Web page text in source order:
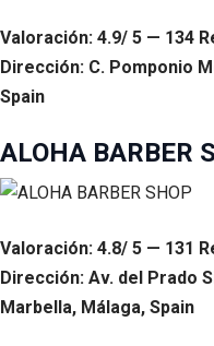
Valoración: 4.9/ 5 — 134
Dirección: C. Pomponio
Spain
ALOHA BARBER
Valoración: 4.8/ 5 — 131
Dirección: Av. del Prado
Marbella, Málaga, Spain